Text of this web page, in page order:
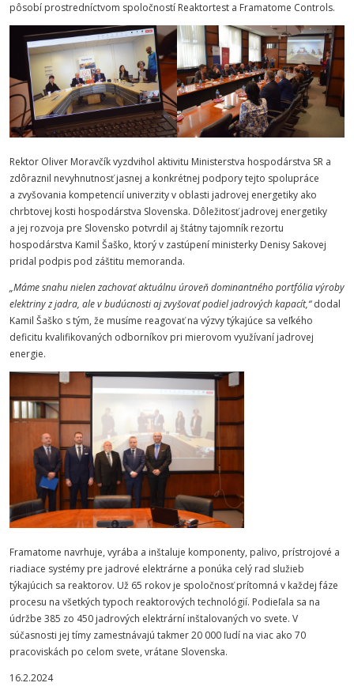
pôsobí prostredníctvom spoločností Reaktortest a Framatome Controls.
Rektor Oliver Moravčík vyzdvihol aktivitu Ministerstva hospodárstva SR a
zdôraznil nevyhnutnosť jasnej a konkrétnej podpory tejto spolupráce
a zvyšovania kompetencií univerzity v oblasti jadrovej energetiky ako
chrbtovej kosti hospodárstva Slovenska. Dôležitosť jadrovej energetiky
a jej rozvoja pre Slovensko potvrdil aj štátny tajomník rezortu
hospodárstva Kamil Šaško, ktorý v zastúpení ministerky Denisy Sakovej
pridal podpis pod záštitu memoranda.
„Máme snahu nielen zachovať aktuálnu úroveň dominantného portfólia výroby
elektriny z jadra, ale v budúcnosti aj zvyšovať podiel jadrových kapacít,“dodal
Kamil Šaško s tým, že musíme reagovať na výzvy týkajúce sa veľkého
deficitu kvalifikovaných odborníkov pri mierovom využívaní jadrovej
energie.
Framatome navrhuje, vyrába a inštaluje komponenty, palivo, prístrojové a
riadiace systémy pre jadrové elektrárne a ponúka celý rad služieb
týkajúcich sa reaktorov. Už 65 rokov je spoločnosť prítomná v každej fáze
procesu na všetkých typoch reaktorových technológií. Podieľala sa na
údržbe 385 zo 450 jadrových elektrární inštalovaných vo svete. V
súčasnosti jej tímy zamestnávajú takmer 20 000 ľudí na viac ako 70
pracoviskách po celom svete, vrátane Slovenska.
16.2.2024